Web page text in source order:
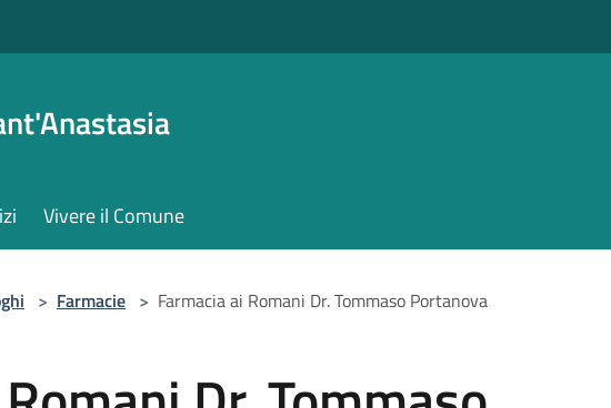
Vivere il Comune
> Farmacie > Farmacia ai Romani Dr. Tommaso Portanova